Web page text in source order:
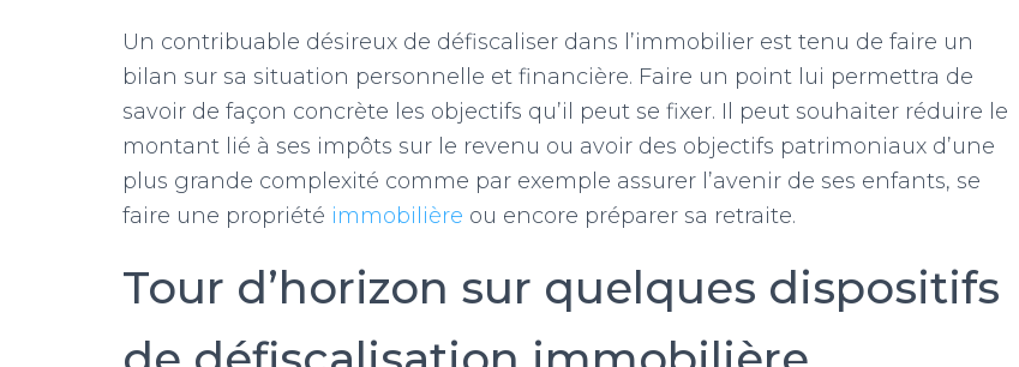
Un contribuable désireux de défiscaliser dans l’immobilier est tenu de faire un
bilan sur sa situation personnelle et financière. Faire un point lui permettra de
savoir de façon concrète les objectifs qu’il peut se fixer. Il peut souhaiter réduire le
montant lié à ses impôts sur le revenu ou avoir des objectifs patrimoniaux d’une
plus grande complexité comme par exemple assurer l’avenir de ses enfants, se
faire une propriété immobilière ou encore préparer sa retraite.
Tour d’horizon sur quelques dispositifs